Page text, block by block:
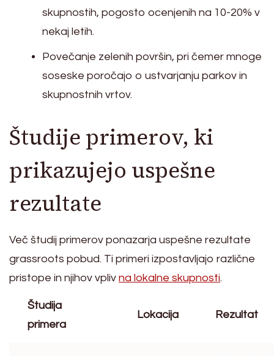
skupnostih, pogosto ocenjenih na 10-20% v
nekaj letih.
Povečanje zelenih površin, pri čemer mnoge
soseske poročajo o ustvarjanju parkov in
skupnostnih vrtov.
Študije primerov, ki
prikazujejo uspešne
rezultate
Več študij primerov ponazarja uspešne rezultate
grassroots pobud. Ti primeri izpostavljajo različne
pristope in njihov vpliv na lokalne skupnosti.
Študija
primera
Lokacija Rezultat